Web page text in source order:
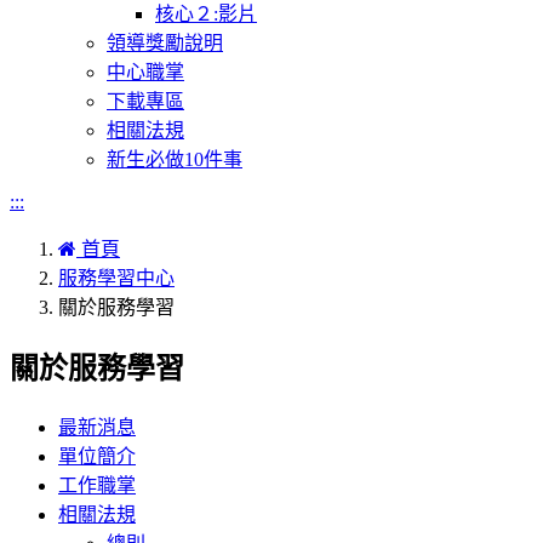
核心２:影片
領導獎勵說明
中心職掌
下載專區
相關法規
新生必做10件事
:::
首頁
服務學習中心
關於服務學習
關於服務學習
最新消息
單位簡介
工作職掌
相關法規